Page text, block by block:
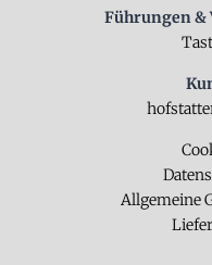
Führungen &
Allgemeine